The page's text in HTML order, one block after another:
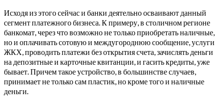
Исходя из этого сейчас и банки деятельно осваивают данный
сегмент платежного бизнеса. К примеру, в столичном регионе
банкомат, через что возможно не только приобретать наличные,
но и оплачивать сотовую и междугороднюю сообщение, услуги
ЖКХ, проводить платежи без открытия счета, зачислять деньги
на депозитные и карточные квитанции, и гасить кредиты, уже
бывает. Причем такое устройство, в большинстве случаев,
принимает не только сам пластик, но кроме того и наличные
деньги.